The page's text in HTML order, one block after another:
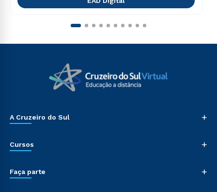
A Cruzeiro do Sul +
Cursos +
Faça parte +